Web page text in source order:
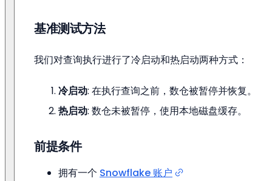
基准测试方法
我们对查询执行进行了冷启动和热启动两种方式：
冷启动: 在执行查询之前，数仓被暂停并恢复。
热启动: 数仓未被暂停，使用本地磁盘缓存。
前提条件
拥有一个 Snowflake 账户